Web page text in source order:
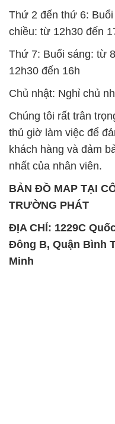
Thứ 2 đến thứ 6:
chiều: từ 12h30 đến
Thứ 7: Buổi sáng: từ
12h30 đến 16h
Chủ nhật: Nghỉ chủ
Chúng tôi rất trân
thủ giờ làm việc để
khách hàng và đảm
nhất của nhân viên.
BẢN ĐỒ MAP TẠI
TRƯỜNG PHÁT
ĐỊA CHỈ: 1229C
Đông B, Quận Bình
Minh